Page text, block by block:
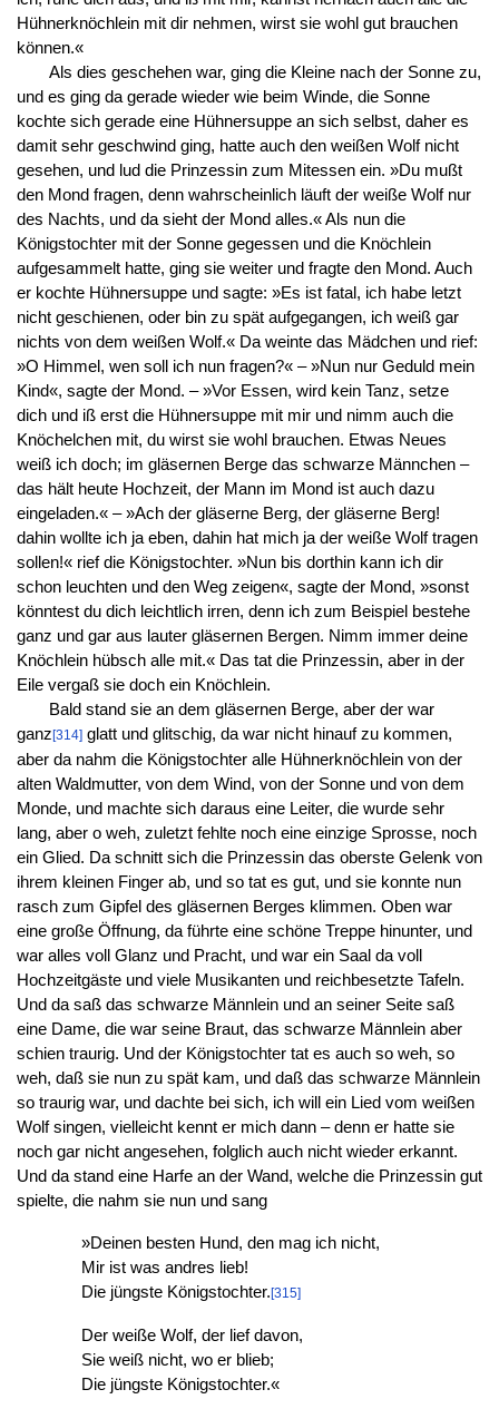
Hühnerknöchlein mit dir nehmen, wirst sie wohl gut brauchen
können.«
Als dies geschehen war, ging die Kleine nach der Sonne zu,
und es ging da gerade wieder wie beim Winde, die Sonne
kochte sich gerade eine Hühnersuppe an sich selbst, daher es
damit sehr geschwind ging, hatte auch den weißen Wolf nicht
gesehen, und lud die Prinzessin zum Mitessen ein. »Du mußt
den Mond fragen, denn wahrscheinlich läuft der weiße Wolf nur
des Nachts, und da sieht der Mond alles.« Als nun die
Königstochter mit der Sonne gegessen und die Knöchlein
aufgesammelt hatte, ging sie weiter und fragte den Mond. Auch
er kochte Hühnersuppe und sagte: »Es ist fatal, ich habe letzt
nicht geschienen, oder bin zu spät aufgegangen, ich weiß gar
nichts von dem weißen Wolf.« Da weinte das Mädchen und rief:
»O Himmel, wen soll ich nun fragen?« – »Nun nur Geduld mein
Kind«, sagte der Mond. – »Vor Essen, wird kein Tanz, setze
dich und iß erst die Hühnersuppe mit mir und nimm auch die
Knöchelchen mit, du wirst sie wohl brauchen. Etwas Neues
weiß ich doch; im gläsernen Berge das schwarze Männchen –
das hält heute Hochzeit, der Mann im Mond ist auch dazu
eingeladen.« – »Ach der gläserne Berg, der gläserne Berg!
dahin wollte ich ja eben, dahin hat mich ja der weiße Wolf tragen
sollen!« rief die Königstochter. »Nun bis dorthin kann ich dir
schon leuchten und den Weg zeigen«, sagte der Mond, »sonst
könntest du dich leichtlich irren, denn ich zum Beispiel bestehe
ganz und gar aus lauter gläsernen Bergen. Nimm immer deine
Knöchlein hübsch alle mit.« Das tat die Prinzessin, aber in der
Eile vergaß sie doch ein Knöchlein.
Bald stand sie an dem gläsernen Berge, aber der war
ganz[314]glatt und glitschig, da war nicht hinauf zu kommen,
aber da nahm die Königstochter alle Hühnerknöchlein von der
alten Waldmutter, von dem Wind, von der Sonne und von dem
Monde, und machte sich daraus eine Leiter, die wurde sehr
lang, aber o weh, zuletzt fehlte noch eine einzige Sprosse, noch
ein Glied. Da schnitt sich die Prinzessin das oberste Gelenk von
ihrem kleinen Finger ab, und so tat es gut, und sie konnte nun
rasch zum Gipfel des gläsernen Berges klimmen. Oben war
eine große Öffnung, da führte eine schöne Treppe hinunter, und
war alles voll Glanz und Pracht, und war ein Saal da voll
Hochzeitgäste und viele Musikanten und reichbesetzte Tafeln.
Und da saß das schwarze Männlein und an seiner Seite saß
eine Dame, die war seine Braut, das schwarze Männlein aber
schien traurig. Und der Königstochter tat es auch so weh, so
weh, daß sie nun zu spät kam, und daß das schwarze Männlein
so traurig war, und dachte bei sich, ich will ein Lied vom weißen
Wolf singen, vielleicht kennt er mich dann – denn er hatte sie
noch gar nicht angesehen, folglich auch nicht wieder erkannt.
Und da stand eine Harfe an der Wand, welche die Prinzessin gut
spielte, die nahm sie nun und sang
»Deinen besten Hund, den mag ich nicht,
Mir ist was andres lieb!
Die jüngste Königstochter.[315]
Der weiße Wolf, der lief davon,
Sie weiß nicht, wo er blieb;
Die jüngste Königstochter.«